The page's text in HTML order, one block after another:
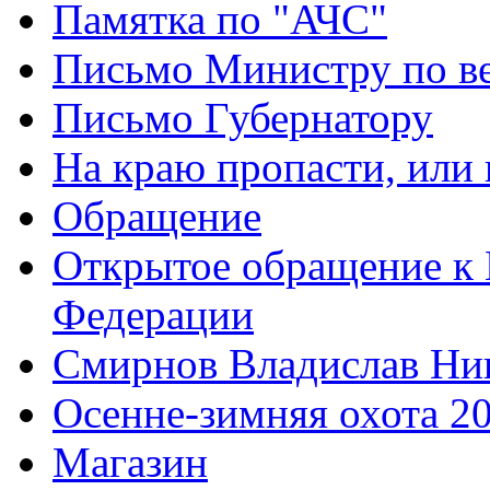
Памятка по "АЧС"
Письмо Министру по
Письмо Губернатору
На краю пропасти, или
Обращение
Открытое обращение к
Федерации
Смирнов Владислав
Осенне-зимняя охота
Магазин